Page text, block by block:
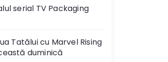
serial TV Packaging
Tatălui cu Marvel Rising
duminică